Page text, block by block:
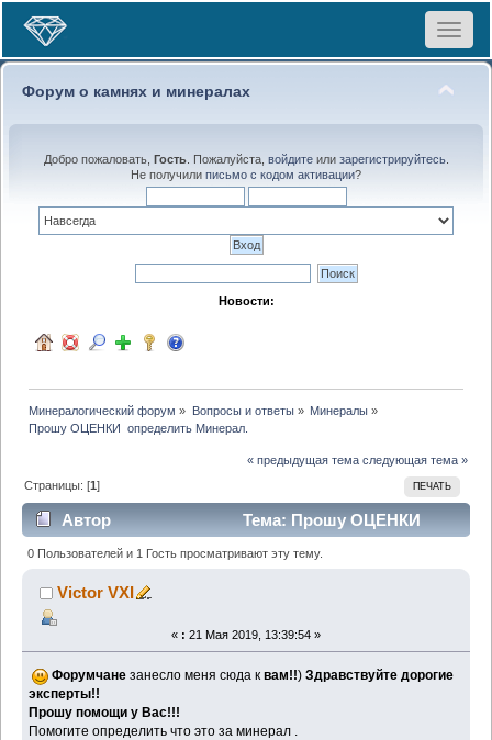
Toggle
Форум о камнях и минералах
Добро пожаловать, Гость. Пожалуйста, войдитеили зарегистрируйтесь.
Не получили письмо с кодом активации?
Новости:
Минералогический форум » Вопросы и ответы» Минералы»
Прошу ОЦЕНКИ  определить Минерал.
« предыдущая тема следующая тема »
ПЕЧАТЬ
Страницы: [1]
Автор
Тема: Прошу ОЦЕНКИ
определить Минерал. (Прочитано 2925 раз)
0 Пользователей и 1 Гость просматривают эту тему.
Victor VXI
« : 21 Мая 2019, 13:39:54 »
Форумчане занесло меня сюда к вам!!)Здравствуйте дорогие
эксперты!!
Прошу помощи у Вас!!!
Помогите определить что это за минерал .